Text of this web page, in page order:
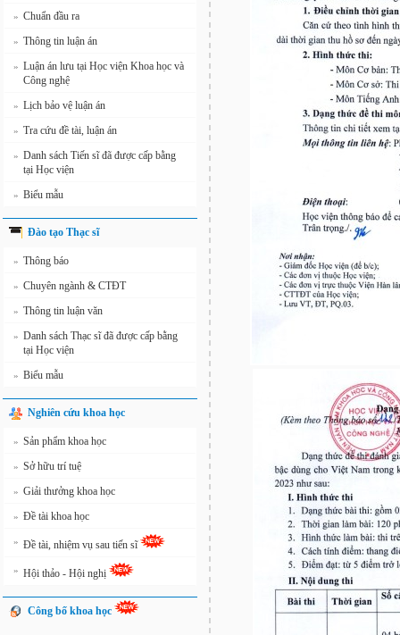
» Chuẩn đầu ra
» Thông tin luận án
» Luận án lưu tại Học viện Khoa học và
Công nghệ
» Lịch bảo vệ luận án
» Tra cứu đề tài, luận án
» Danh sách Tiến sĩ đã được cấp bằng
tại Học viện
» Biểu mẫu
Đào tạo Thạc sĩ
» Thông báo
» Chuyên ngành & CTĐT
» Thông tin luận văn
» Danh sách Thạc sĩ đã được cấp bằng
tại Học viện
» Biểu mẫu
Nghiên cứu khoa học
» Sản phẩm khoa học
» Sở hữu trí tuệ
» Giải thưởng khoa học
» Đề tài khoa học
» Đề tài, nhiệm vụ sau tiến sĩ
» Hội thảo - Hội nghị
Công bố khoa học